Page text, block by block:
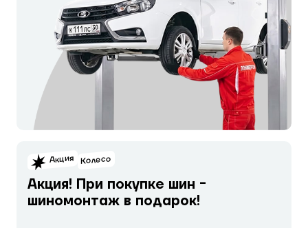
Акция Колесо
Акция! При покупке шин -
шиномонтаж в подарок!